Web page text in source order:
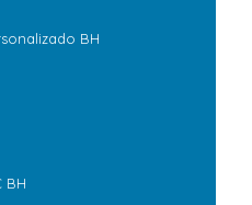
BH
BH